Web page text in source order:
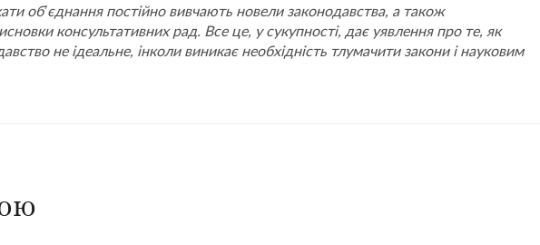
об’єднання постійно вивчають новели законодавства, а також
консультативних рад. Все це, у сукупності, дає уявлення про те, як
не ідеальне, інколи виникає необхідність тлумачити закони і науковим